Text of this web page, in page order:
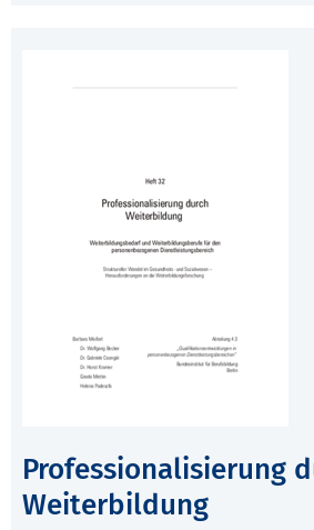
Professionalisierung
Weiterbildung